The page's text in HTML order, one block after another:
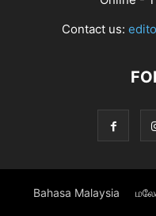
Contact us:
Bahasa Malaysia